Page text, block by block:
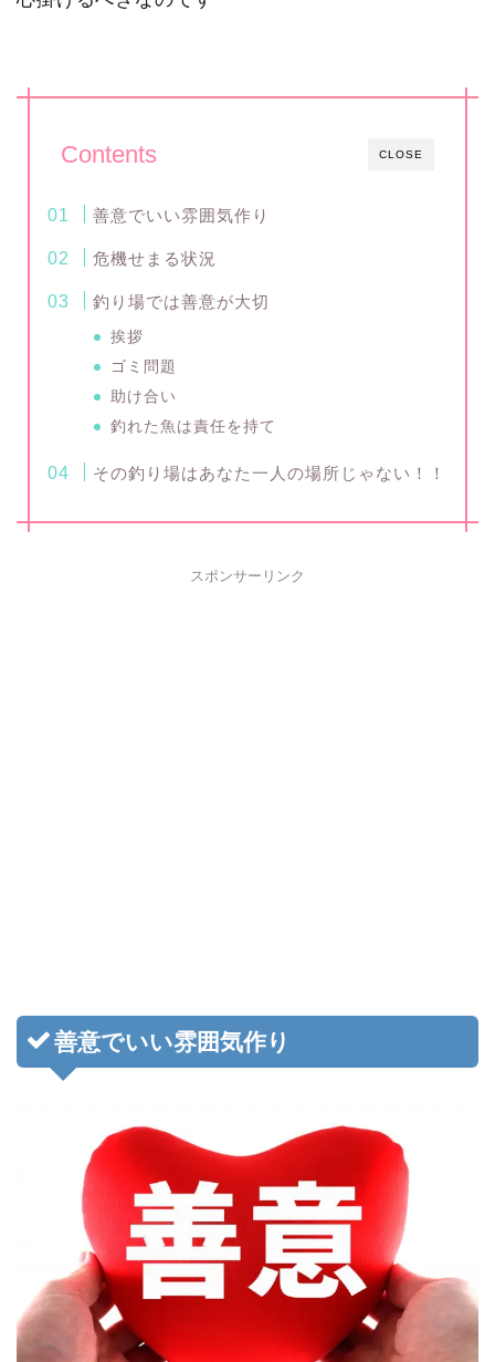
CLOSE
Contents
善意でいい雰囲気作り
危機せまる状況
釣り場では善意が大切
挨拶
ゴミ問題
助け合い
釣れた魚は責任を持て
その釣り場はあなた一人の場所じゃない！！
スポンサーリンク
善意でいい雰囲気作り